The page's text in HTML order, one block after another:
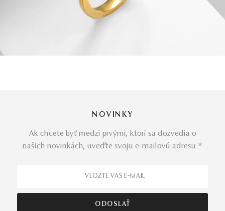
NOVINKY
Ak chcete byť medzi prvými, ktorí sa dozvedia o
našich novinkách, uveďte svoju e-mailovú adresu *